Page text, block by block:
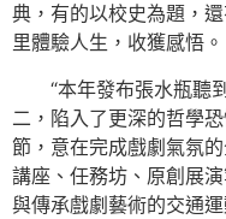
典，有的以校史為題，
里體驗人生，收獲感悟。
“本年發布張水瓶聽
二，陷入了更深的哲學
節，意在完成戲劇氣氛
講座、任務坊、原創展
與傳承戲劇藝術的交通